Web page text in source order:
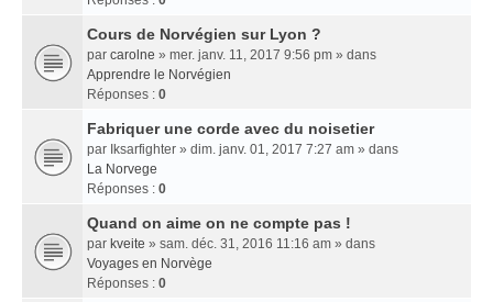
Cours de Norvégien sur Lyon ?
par carolne » mer. janv. 11, 2017 9:56 pm » dans
Apprendre le Norvégien
Réponses : 0
Fabriquer une corde avec du noisetier
par Iksarfighter » dim. janv. 01, 2017 7:27 am » dans
La Norvege
Réponses : 0
Quand on aime on ne compte pas !
par kveite » sam. déc. 31, 2016 11:16 am » dans
Voyages en Norvège
Réponses : 0